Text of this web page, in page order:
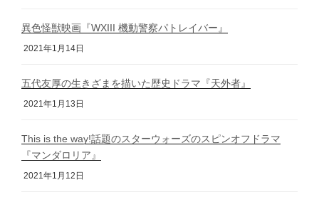
異色怪獣映画『WXIII 機動警察パトレイバー』
2021年1月14日
五代友厚の生きざまを描いた歴史ドラマ『天外者』
2021年1月13日
This is the way!話題のスターウォーズのスピンオフドラマ
『マンダロリア』
2021年1月12日